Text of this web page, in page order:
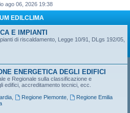
c
ago 06, 2026 19:38
EDILCLIMA
E IMPIANTI
di riscaldamento, Legge 10/91, DLgs 192/05,
ENERGETICA DEGLI EDIFICI
e Regionale sulla classificazione e
edifici, accreditamento tecnici, ecc.
, Regione Piemonte,
Regione Emilia